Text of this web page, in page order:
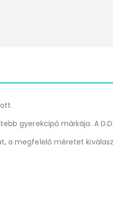
gyerekcipő márkája. A
a megfelelő méretet